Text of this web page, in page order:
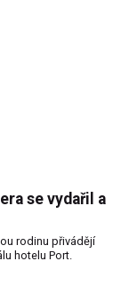
se vydařil a
rodinu přivádějí
hotelu Port.